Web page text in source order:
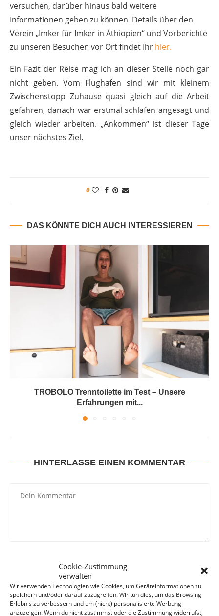
Cookie-Zustimmung
verwalten
Wir verwenden Technologien wie Cookies, um Geräteinformationen zu
speichern und/oder darauf zuzugreifen. Wir tun dies, um das Browsing-
Erlebnis zu verbessern und um (nicht) personalisierte Werbung
anzuzeigen. Wenn du nicht zustimmst oder die Zustimmung widerrufst,
versuchen, darüber hinaus bald weitere
Informationen geben zu können. Details über den
Verein „Imker für Imker in Äthiopien“ und Vorberichte
zu unseren Besuchen vor Ort findet Ihr hier.
Ein Fazit der Reise mag ich an dieser Stelle noch gar
nicht geben. Vom Flughafen sind wir mit kleinem
Zwischenstopp Zuhause quasi gleich auf die Arbeit
gefahren, danach war erstmal schlafen angesagt und
gleich wieder arbeiten. „Ankommen“ ist dieser Tage
unser nächstes Ziel.
0
DAS KÖNNTE DICH AUCH INTERESSIEREN
TROBOLO Trenntoilette im Test – Unsere
Erfahrungen mit...
HINTERLASSE EINEN KOMMENTAR